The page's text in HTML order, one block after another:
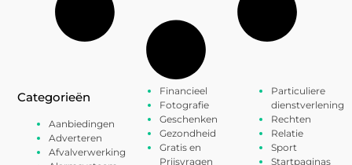
Categorieën
Aanbiedingen
Adverteren
Afvalverwerking
Financieel
Fotografie
Geschenken
Gezondheid
Gratis en
Prijsvragen
Particuliere
dienstverlening
Rechten
Relatie
Sport
Startpaginas